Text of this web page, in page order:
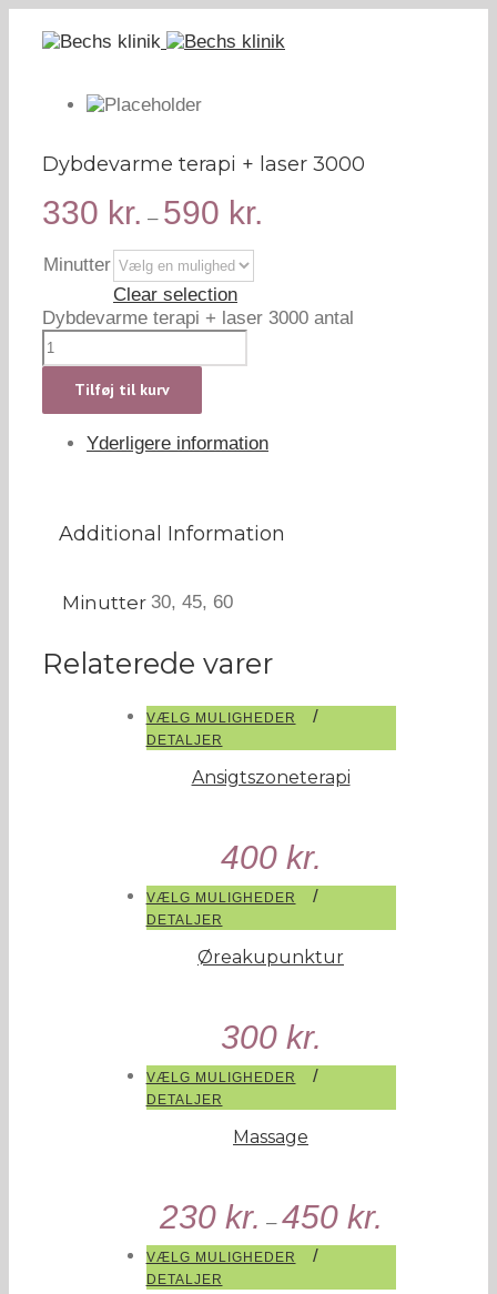
Dybdevarme terapi + laser 3000
330 kr. – 590 kr.
Minutter
Clear selection
Dybdevarme terapi + laser 3000 antal
Tilføj til kurv
Yderligere information
Additional Information
Minutter 30, 45, 60
Relaterede varer
VÆLG MULIGHEDER /
DETALJER
Ansigtszoneterapi
400 kr.
VÆLG MULIGHEDER /
DETALJER
Øreakupunktur
300 kr.
VÆLG MULIGHEDER /
DETALJER
Massage
230 kr. – 450 kr.
VÆLG MULIGHEDER /
DETALJER